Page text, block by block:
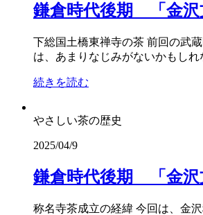
鎌倉時代後期 「金沢
下総国土橋東禅寺の茶 前回の武
は、あまりなじみがないかもし
続きを読む
やさしい茶の歴史
2025/04/9
鎌倉時代後期 「金沢
称名寺茶成立の経緯 今回は、金